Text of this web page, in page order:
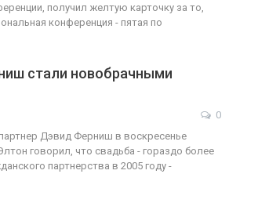
получил желтую карточку за то,
конференция - пятая по
стали новобрачными
0
Дэвид Ферниш в воскресенье
говорил, что свадьба - гораздо более
партнерства в 2005 году -